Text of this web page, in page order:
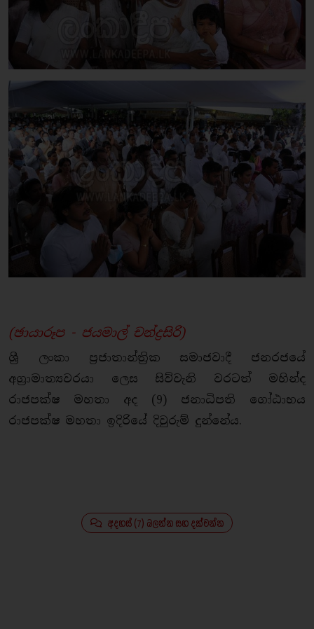
(ඡායාරූප - ජයමාල් චන්ද්‍රසිරි)
ශ්‍රී ලංකා ප්‍රජාතාන්ත්‍රික සමාජවාදී ජනරජයේ
අග්‍රාමාත්‍යවරයා ලෙස සිව්වැනි වරටත් මහින්ද
රාජපක්ෂ මහතා අද (9) ජනාධිපති ගෝඨාභය
රාජපක්ෂ මහතා ඉදිරියේ දිවුරුම් දුන්නේය.
අදහස් (7) බලන්න සහ දක්වන්න